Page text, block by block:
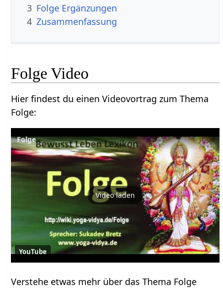
3
Folge‏‎ Ergänzungen
4 Zusammenfassung
Folge‏‎ Video
Hier findest du einen Videovortrag zum Thema
Folge‏‎:
Folge‏‎
Video laden
YouTube
Verstehe etwas mehr über das Thema Folge‏‎